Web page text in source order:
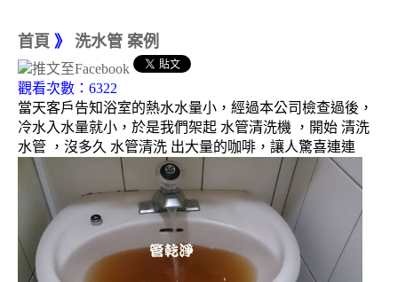
首頁 》 洗水管 案例
觀看次數：6322
當天客戶告知浴室的熱水水量小，經過本公司檢查過後，
冷水入水量就小，於是我們架起 水管清洗機 ，開始 清洗
水管 ，沒多久 水管清洗 出大量的咖啡，讓人驚喜連連